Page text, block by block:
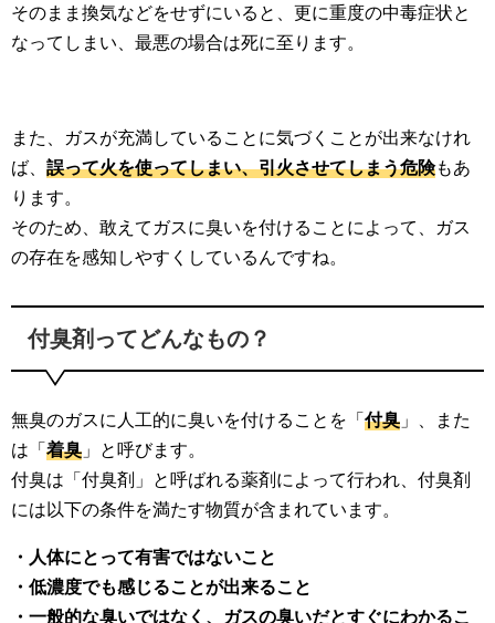
そのまま換気などをせずにいると、更に重度の中毒症状と
なってしまい、最悪の場合は死に至ります。
また、ガスが充満していることに気づくことが出来なけれ
ば、 誤って火を使ってしまい、引火させてしまう危険もあ
ります。
そのため、敢えてガスに臭いを付けることによって、ガス
の存在を感知しやすくしているんですね。
付臭剤ってどんなもの？
無臭のガスに人工的に臭いを付けることを「付臭 」、また
は「着臭 」と呼びます。
付臭は「付臭剤」と呼ばれる薬剤によって行われ、付臭剤
には以下の条件を満たす物質が含まれています。
・人体にとって有害ではないこと
・低濃度でも感じることが出来ること
・一般的な臭いではなく、ガスの臭いだとすぐにわかるこ